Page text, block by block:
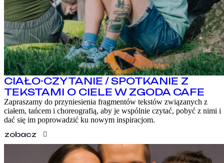
CIAŁO-CZYTANIE / SPOTKANIE Z
TEKSTAMI O CIELE W ZGODA CAFE
Zapraszamy do przyniesienia fragmentów tekstów związanych z
ciałem, tańcem i choreografią, aby je wspólnie czytać, pobyć z nimi i
dać się im poprowadzić ku nowym inspiracjom.
zobacz